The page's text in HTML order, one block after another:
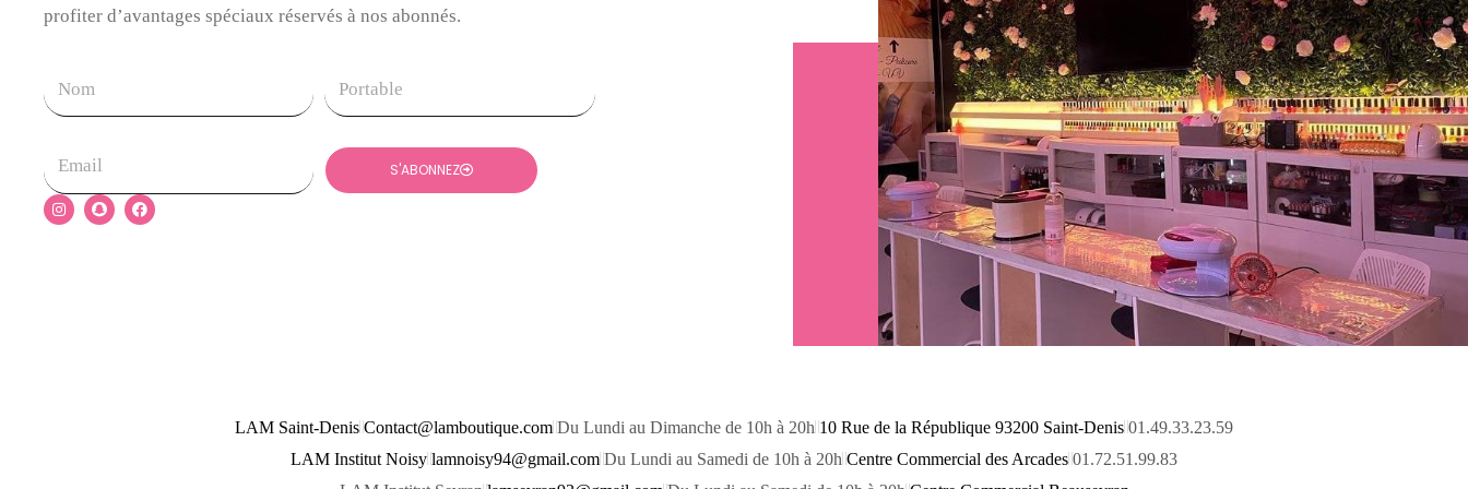
profiter d’avantages spéciaux réservés à nos abonnés.
Nom Tel
Email
S'ABONNEZ
I
n
S
n
F
a
LAM Saint-Denis Contact@lamboutique.com Du Lundi au Dimanche de 10h à 20h 10 Rue de la République 93200 Saint-Denis 01.49.33.23.59
LAM Institut Noisy lamnoisy94@gmail.com Du Lundi au Samedi de 10h à 20h Centre Commercial des Arcades 01.72.51.99.83